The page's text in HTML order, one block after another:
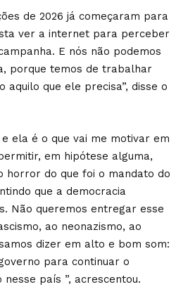
de 2026 já começaram para
ver a internet para perceber
E nós não podemos
porque temos de trabalhar
que ele precisa”, disse o
e ela é o que vai me motivar em
em hipótese alguma,
horror do que foi o mandato do
que a democracia
Não queremos entregar esse
ao neonazismo, ao
dizer em alto e bom som:
para continuar o
país ”, acrescentou.